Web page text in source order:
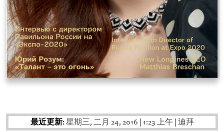
最近更新:星期三, 二月 24, 2016 1:23 上午 迪拜